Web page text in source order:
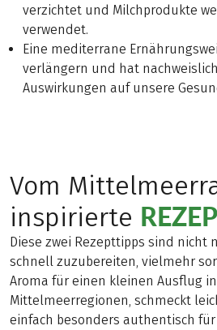
verzichtet und Milchprodukte
verwendet.
Eine mediterrane
verlängern und hat
Auswirkungen auf unsere
Vom
inspirierte
Diese zwei Rezepttipps sind nicht
schnell zuzubereiten, vielmehr
Aroma für einen kleinen Ausflug
Mittelmeerregionen, schmeckt
einfach besonders authentisch